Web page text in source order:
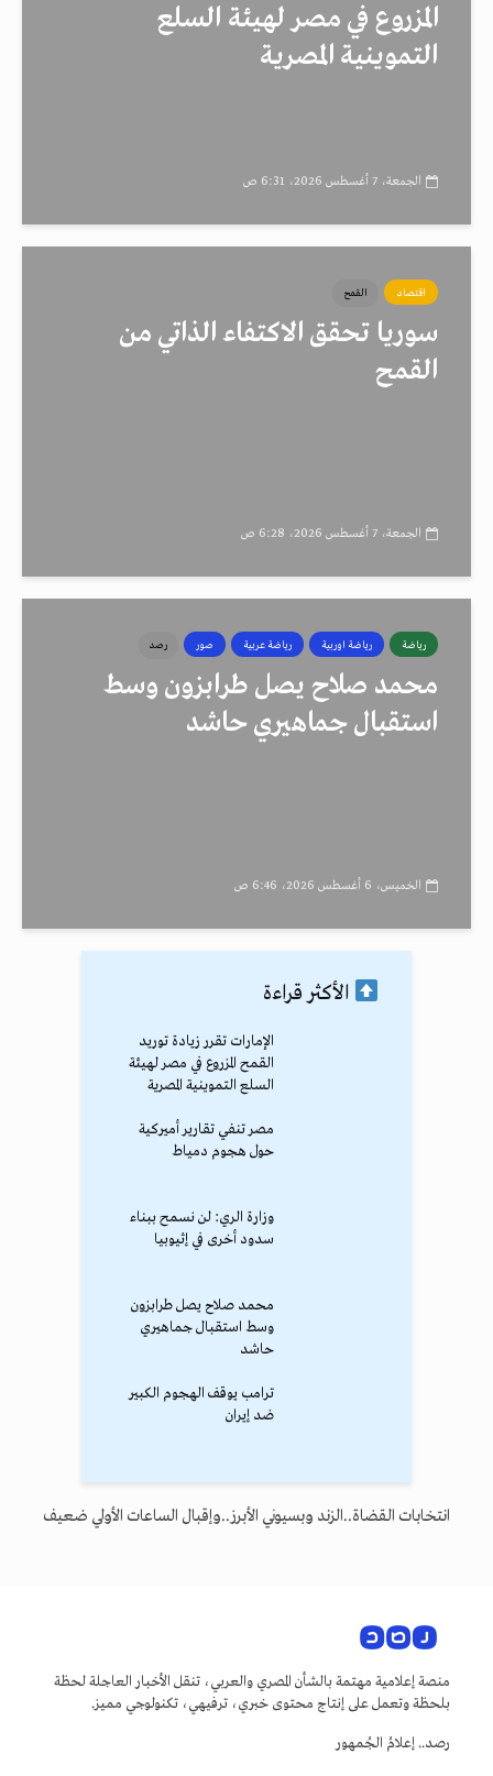
المزروع في مصر لهيئة السلع
التموينية المصرية
الجمعة، 7 أغسطس 2026، 6:31 ص
اقتصاد القمح
سوريا تحقق الاكتفاء الذاتي من
القمح
الجمعة، 7 أغسطس 2026، 6:28 ص
رياضة رياضة اوربية رياضة عربية صور رصد
محمد صلاح يصل طرابزون وسط
استقبال جماهيري حاشد
الخميس، 6 أغسطس 2026، 6:46 ص
الأكثر قراءة
الإمارات تقرر زيادة توريد
القمح المزروع في مصر لهيئة
السلع التموينية المصرية
مصر تنفي تقارير أميركية
حول هجوم دمياط
وزارة الري: لن نسمح ببناء
سدود أخرى في إثيوبيا
محمد صلاح يصل طرابزون
وسط استقبال جماهيري
حاشد
ترامب يوقف الهجوم الكبير
ضد إيران
انتخابات القضاة..الزند وبسيوني الأبرز..وإقبال الساعات الأولي ضعيف
منصة إعلامية مهتمة بالشأن المصري والعربي، تنقل الأخبار العاجلة لحظة
بلحظة وتعمل على إنتاج محتوى خبري، ترفيهي، تكنولوجي مميز.
رصد.. إعلامُ الجُمهور